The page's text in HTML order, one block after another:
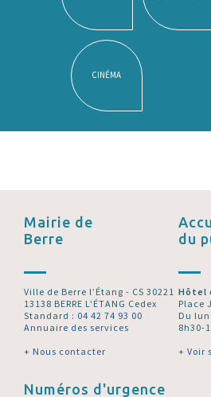
CINÉMA
Mairie de
Berre
Ville de Berre l’Étang - CS 30221
13138 BERRE L'ÉTANG Cedex
Standard : 04 42 74 93 00
Annuaire des services
+ Nous contacter
du
Hôtel
Place
Du
8h30-
+ Voir
Numéros d'urgence